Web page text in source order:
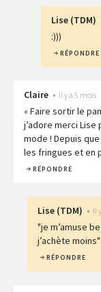
Lise (TDM)
:)))
RÉPONDRE
Claire • Il y a 5 mois
« Faire sortir le
j’adore merci
mode ! Depuis
les fringues et en
RÉPONDRE
Lise (TDM) • Il
"je m’amuse
j’achète moins"
RÉPONDRE